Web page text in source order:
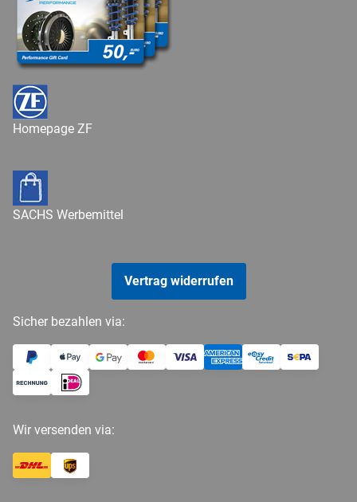
Homepage ZF
SACHS Werbemittel
Vertrag widerrufen
Sicher bezahlen via:
Wir versenden via: